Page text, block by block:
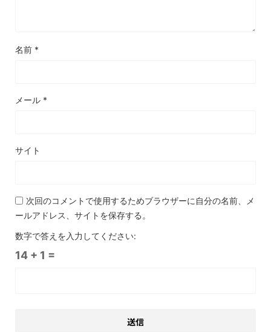
名前 *
メール *
サイト
次回のコメントで使用するためブラウザーに自分の名前、メ
ールアドレス、サイトを保存する。
数字で答えを入力してください:
14 + 1 =